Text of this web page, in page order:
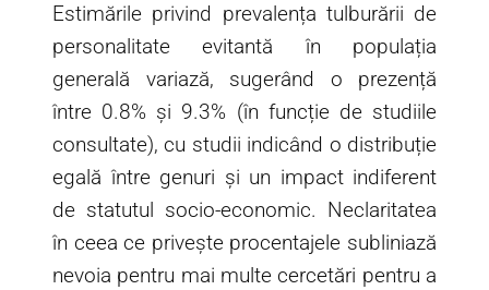
Estimările privind prevalența tulburării de
personalitate evitantă în populația
generală variază, sugerând o prezență
între 0.8% și 9.3% (în funcție de studiile
consultate), cu studii indicând o distribuție
egală între genuri și un impact indiferent
de statutul socio-economic. Neclaritatea
în ceea ce privește procentajele subliniază
nevoia pentru mai multe cercetări pentru a